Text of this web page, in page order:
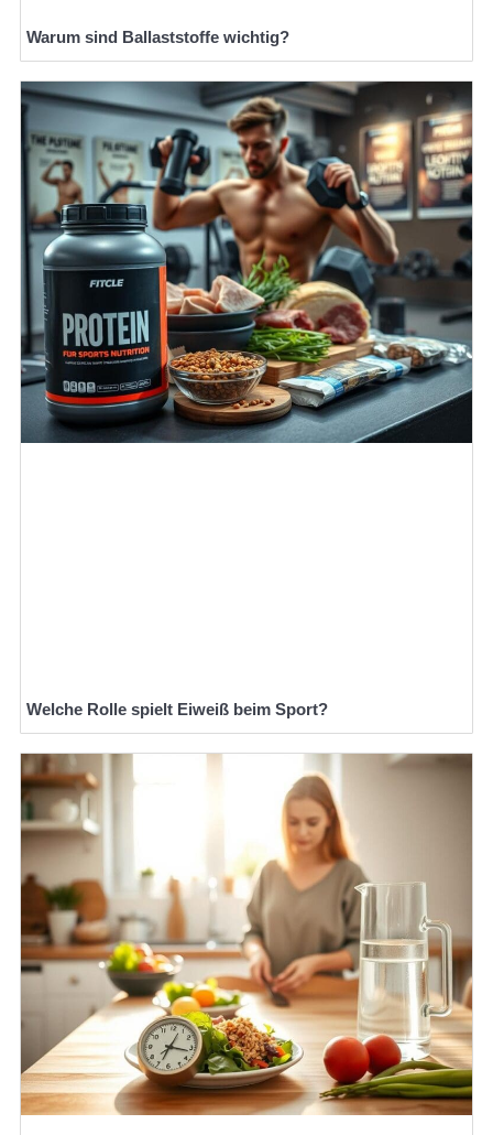
Warum sind Ballaststoffe wichtig?
Welche Rolle spielt Eiweiß beim Sport?